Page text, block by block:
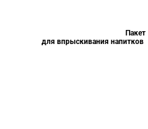
Пакет
для впрыскивания напитков